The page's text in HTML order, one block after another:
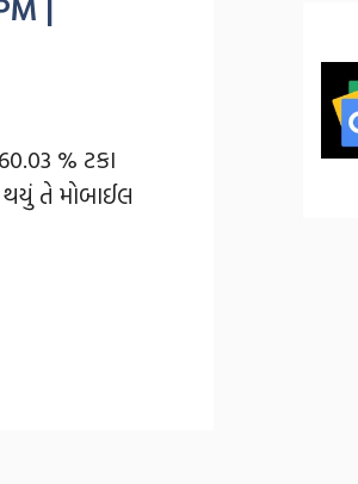
% ટકા
થયું તે મોબાઈલ